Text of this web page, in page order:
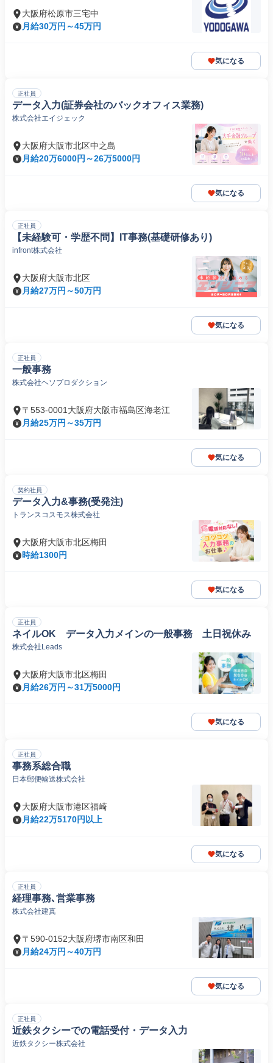
大阪府松原市三宅中
月給30万円～45万円
気になる
正社員
データ入力(証券会社のバックオフィス業務)
株式会社エイジェック
大阪府大阪市北区中之島
月給20万6000円～26万5000円
気になる
正社員
【未経験可・学歴不問】IT事務(基礎研修あり)
​infront株式会社
大阪府大阪市北区
月給27万円～50万円
気になる
正社員
一般事務
株式会社ヘソプロダクション
〒553-0001大阪府大阪市福島区海老江
月給25万円～35万円
気になる
契約社員
データ入力&事務(受発注)
トランスコスモス株式会社
大阪府大阪市北区梅田
時給1300円
気になる
正社員
ネイルOK データ入力メインの一般事務 土日祝休み
株式会社Leads
大阪府大阪市北区梅田
月給26万円～31万5000円
気になる
正社員
事務系総合職
日本郵便輸送株式会社
大阪府大阪市港区福崎
月給22万5170円以上
気になる
正社員
経理事務､営業事務
株式会社建真
〒590-0152大阪府堺市南区和田
月給24万円～40万円
気になる
正社員
近鉄タクシーでの電話受付・データ入力
近鉄タクシー株式会社